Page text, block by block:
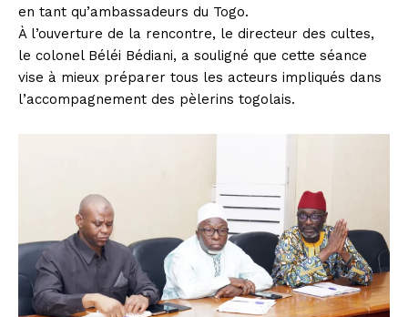
en tant qu’ambassadeurs du Togo.
À l’ouverture de la rencontre, le directeur des cultes,
le colonel Béléi Bédiani, a souligné que cette séance
vise à mieux préparer tous les acteurs impliqués dans
l’accompagnement des pèlerins togolais.